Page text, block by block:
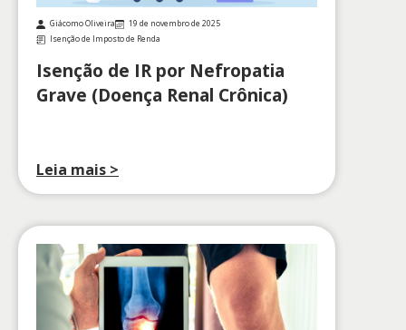
Giácomo Oliveira
19 de novembro de 2025
Isenção de Imposto de Renda
Isenção de IR por Nefropatia
Grave (Doença Renal Crônica)
Leia mais >